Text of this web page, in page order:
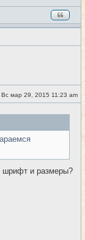
#22
СВс мар 29, 2015 11:23 am
шрифт и размеры?